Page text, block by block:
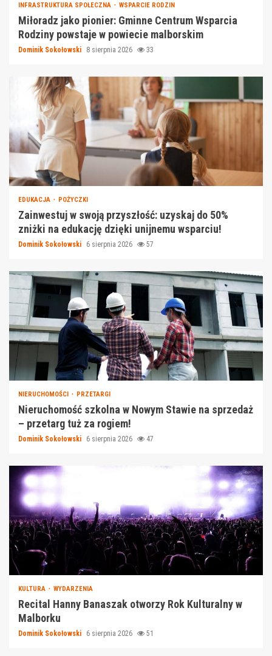
INFRASTRUKTURA SPOŁECZNA WSPARCIE RODZIN
Miłoradz jako pionier: Gminne Centrum Wsparcia
Rodziny powstaje w powiecie malborskim
Dominik Sokołowski 8 sierpnia 2026 33
EDUKACJA POŻYCZKI
Zainwestuj w swoją przyszłość: uzyskaj do 50%
zniżki na edukację dzięki unijnemu wsparciu!
Dominik Sokołowski 6 sierpnia 2026 57
NIERUCHOMOŚCI PRZETARGI
Nieruchomość szkolna w Nowym Stawie na sprzedaż
– przetarg tuż za rogiem!
Dominik Sokołowski 6 sierpnia 2026 47
KULTURA WYDARZENIA
Recital Hanny Banaszak otworzy Rok Kulturalny w
Malborku
Dominik Sokołowski 6 sierpnia 2026 51